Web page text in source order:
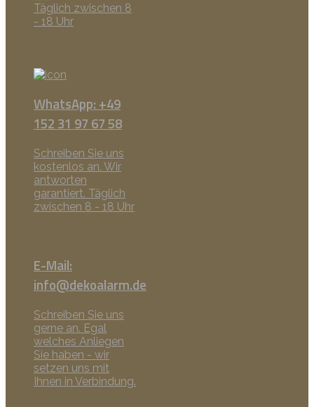
Täglich zwischen 8
- 18 Uhr
WhatsApp: +49
152 31 97 67 58
Schreiben Sie uns
kostenlos an. Wir
antworten
garantiert. Täglich
zwischen 8 - 18 Uhr
E-Mail:
info@dekoalarm.de
Schreiben Sie uns
gerne an. Egal
welches Anliegen
Sie haben - wir
setzen uns mit
Ihnen in Verbindung.